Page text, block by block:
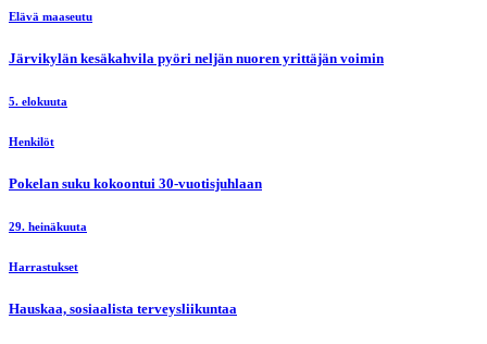
Elävä maaseutu
Järvikylän kesäkahvila pyöri neljän nuoren yrittäjän voimin
5. elokuuta
Henkilöt
Pokelan suku kokoontui 30-vuotisjuhlaan
29. heinäkuuta
Harrastukset
Hauskaa, sosiaalista terveysliikuntaa